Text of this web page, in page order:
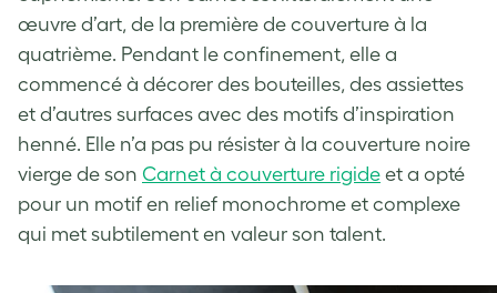
œuvre d’art, de la première de couverture à la
quatrième. Pendant le confinement, elle a
commencé à décorer des bouteilles, des assiettes
et d’autres surfaces avec des motifs d’inspiration
henné. Elle n’a pas pu résister à la couverture noire
vierge de son Carnet à couverture rigide et a opté
pour un motif en relief monochrome et complexe
qui met subtilement en valeur son talent.